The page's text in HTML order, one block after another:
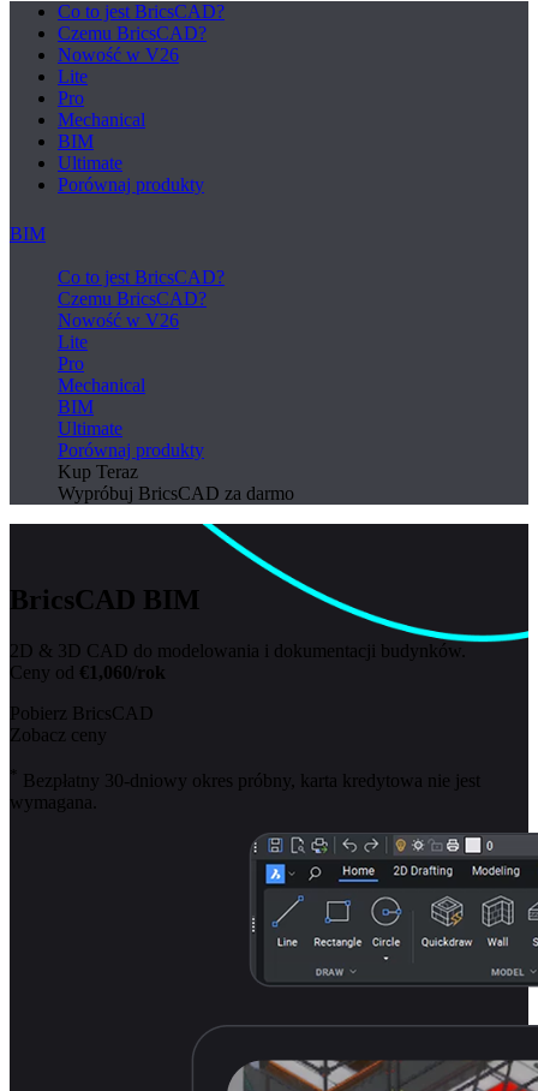
Co to jest BricsCAD?
Czemu BricsCAD?
Nowość w V26
Lite
Pro
Mechanical
BIM
Ultimate
Porównaj produkty
BIM
Co to jest BricsCAD?
Czemu BricsCAD?
Nowość w V26
Lite
Pro
Mechanical
BIM
Ultimate
Porównaj produkty
Kup Teraz
Wypróbuj BricsCAD za darmo
BricsCAD BIM
2D & 3D CAD do modelowania i dokumentacji budynków.
Ceny od €1,060/rok
Pobierz BricsCAD
Zobacz ceny
* Bezpłatny 30-dniowy okres próbny, karta kredytowa nie jest
wymagana.